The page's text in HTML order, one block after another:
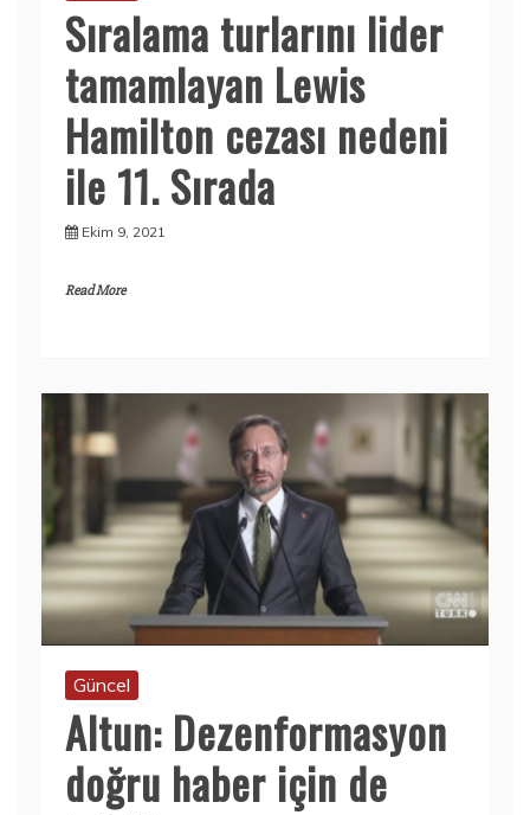
Sıralama turlarını lider
tamamlayan Lewis
Hamilton cezası nedeni
ile 11. Sırada
Ekim 9, 2021
Read More
Güncel
Altun: Dezenformasyon
doğru haber için de